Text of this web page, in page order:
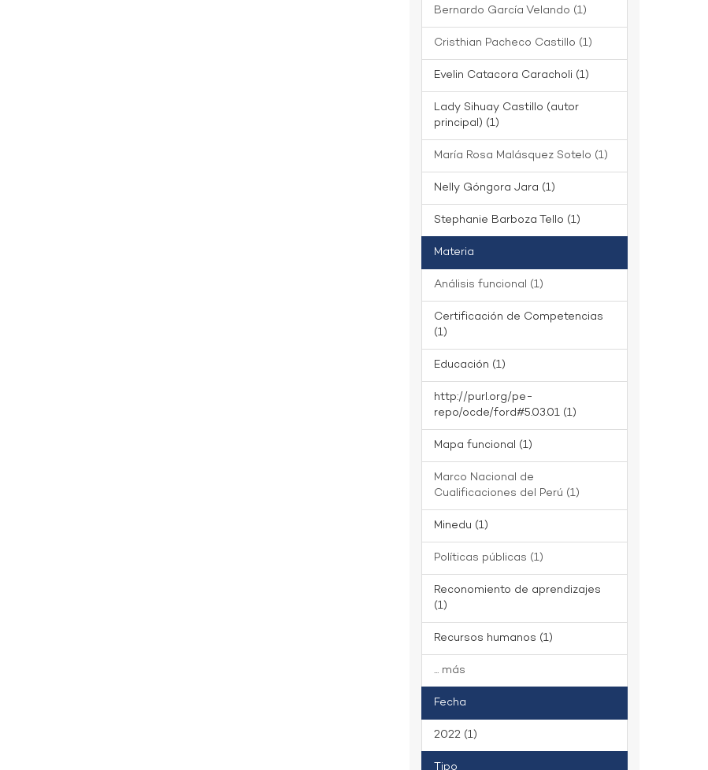
Bernardo García Velando (1)
Cristhian Pacheco Castillo (1)
Evelin Catacora Caracholi (1)
Lady Sihuay Castillo (autor
principal) (1)
María Rosa Malásquez Sotelo (1)
Nelly Góngora Jara (1)
Stephanie Barboza Tello (1)
Materia
Análisis funcional (1)
Certificación de Competencias
(1)
Educación (1)
http://purl.org/pe-
repo/ocde/ford#5.03.01 (1)
Mapa funcional (1)
Marco Nacional de
Cualificaciones del Perú (1)
Minedu (1)
Políticas públicas (1)
Reconomiento de aprendizajes
(1)
Recursos humanos (1)
... más
Fecha
2022 (1)